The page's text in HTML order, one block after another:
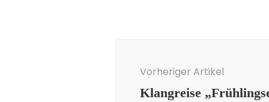
Vorheriger Artikel
Klangreise